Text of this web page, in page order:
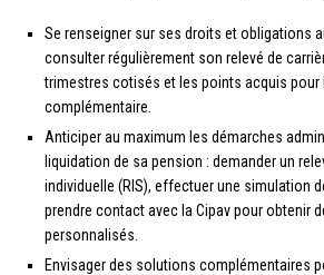
Se renseigner sur ses droits et obligations
consulter régulièrement son relevé de
trimestres cotisés et les points acquis pour
complémentaire.
Anticiper au maximum les démarches
liquidation de sa pension : demander un
individuelle (RIS), effectuer une simulation
prendre contact avec la Cipav pour obtenir
personnalisés.
Envisager des solutions complémentaires